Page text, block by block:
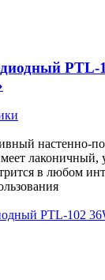
PTL-
настенно-
лаконичный,
в любом